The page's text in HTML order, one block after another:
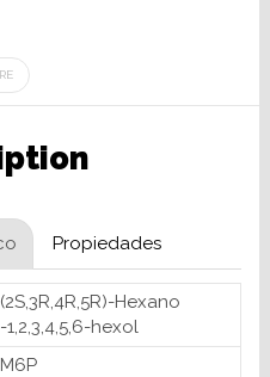
Propiedades
(2S,3R,4R,5R)-Hexano
-1,2,3,4,5,6-hexol
M6P